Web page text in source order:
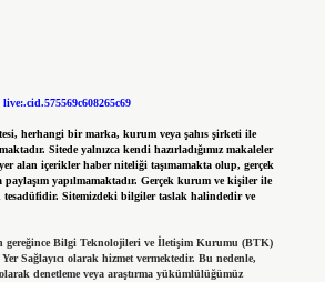
herhangi bir marka, kurum veya şahıs şirketi ile
Sitede yalnızca kendi hazırladığımız makaleler
alan içerikler haber niteliği taşımamakta olup, gerçek
yapılmamaktadır. Gerçek kurum ve kişiler ile
tesadüfidir. Sitemizdeki bilgiler taslak halindedir ve
gereğince Bilgi Teknolojileri ve İletişim Kurumu (BTK)
Sağlayıcı olarak hizmet vermektedir. Bu nedenle,
denetleme veya araştırma yükümlülüğümüz